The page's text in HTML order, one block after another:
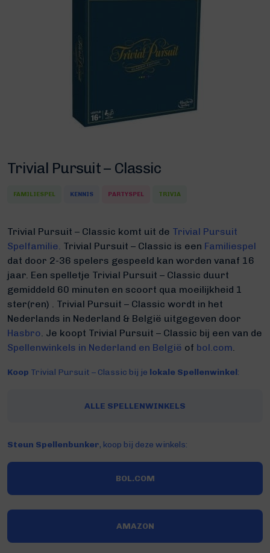
Trivial Pursuit – Classic
FAMILIESPEL KENNIS PARTYSPEL TRIVIA
Trivial Pursuit – Classic komt uit de Trivial Pursuit
Spelfamilie. Trivial Pursuit – Classic is een Familiespel
dat door 2-36 spelers gespeeld kan worden vanaf 16
jaar. Een spelletje Trivial Pursuit – Classic duurt
gemiddeld 60 minuten en scoort qua moeilijkheid 1
ster(ren) . Trivial Pursuit – Classic wordt in het
Nederlands in Nederland & België uitgegeven door
Hasbro. Je koopt Trivial Pursuit – Classic bij een van de
Spellenwinkels in Nederland en België of bol.com.
Koop Trivial Pursuit – Classic bij je lokale Spellenwinkel:
ALLE SPELLENWINKELS
Steun Spellenbunker, koop bij deze winkels:
BOL.COM
AMAZON